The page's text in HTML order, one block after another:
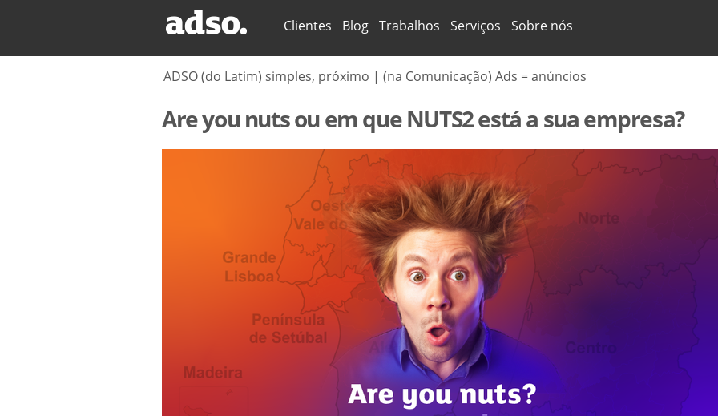
Secções
Clientes Blog Trabalhos Serviços Sobre nós
ADSO (do Latim) simples, próximo | (na Comunicação) Ads = anúncios
Are you nuts ou em que NUTS2 está a sua empresa?